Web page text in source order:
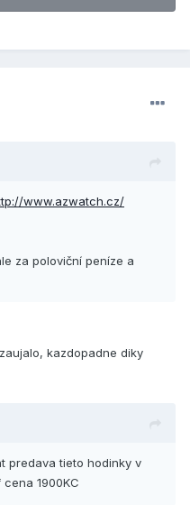
www.azwatch.cz/
za poloviční peníze a
kazdopadne diky
predava tieto hodinky v
1900KC